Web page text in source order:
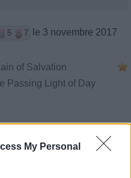
My Personal
5 7
le 3 novembre 2017
of Salvation
Passing Light of Day
⇑
Vidéos